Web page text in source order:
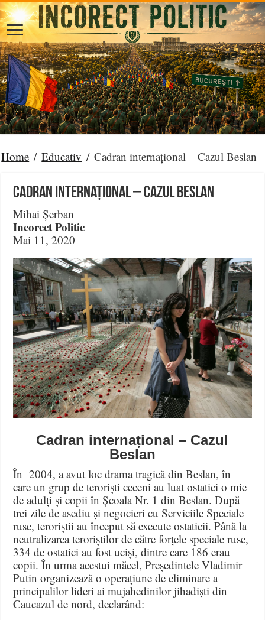
Home / Educativ / Cadran internațional – Cazul Beslan
Cadran internațional – Cazul Beslan
Mihai Șerban
Incorect Politic
Mai 11, 2020
Cadran internațional – Cazul
Beslan
În 2004, a avut loc drama tragică din Beslan, în
care un grup de teroriști ceceni au luat ostatici o mie
de adulți și copii în Școala Nr. 1 din Beslan. După
trei zile de asediu și negocieri cu Serviciile Speciale
ruse, teroriștii au început să execute ostaticii. Până la
neutralizarea teroriștilor de către forțele speciale ruse,
334 de ostatici au fost uciși, dintre care 186 erau
copii. În urma acestui măcel, Președintele Vladimir
Putin organizează o operațiune de eliminare a
principalilor lideri ai mujahedinilor jihadiști din
Caucazul de nord, declarând: